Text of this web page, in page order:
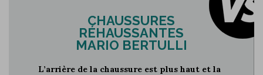
CHAUSSURES
RÉHAUSSANTES
MARIO BERTULLI
L’arrière de la chaussure est plus haut et la